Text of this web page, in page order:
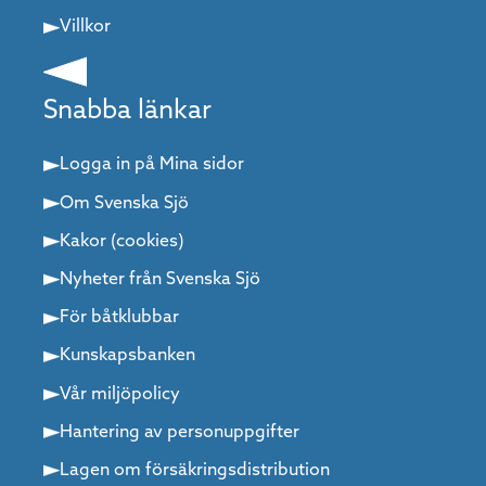
Villkor
Snabba länkar
Logga in på Mina sidor
Om Svenska Sjö
Kakor (cookies)
Nyheter från Svenska Sjö
För båtklubbar
Kunskapsbanken
Vår miljöpolicy
Hantering av personuppgifter
Lagen om försäkringsdistribution